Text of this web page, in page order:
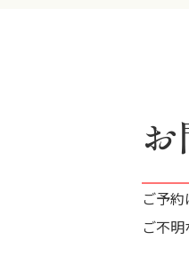
ご予
ご不